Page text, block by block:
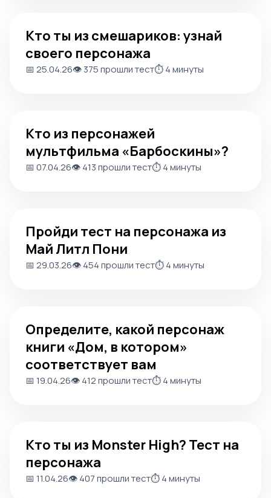
Кто ты из смешариков: узнай
своего персонажа
📅 25.04.26👁️ 375 прошли тест⏱️ 4 минуты
Кто из персонажей
мультфильма «Барбоскины»?
📅 07.04.26👁️ 413 прошли тест⏱️ 4 минуты
Пройди тест на персонажа из
Май Литл Пони
📅 29.03.26👁️ 454 прошли тест⏱️ 4 минуты
Определите, какой персонаж
книги «Дом, в котором»
соответствует вам
📅 19.04.26👁️ 412 прошли тест⏱️ 4 минуты
Кто ты из Monster High? Тест на
персонажа
📅 11.04.26👁️ 407 прошли тест⏱️ 4 минуты